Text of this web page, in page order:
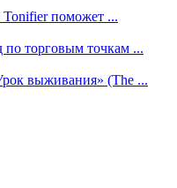
поможет ...
по торговым точкам ...
выживания» (The ...